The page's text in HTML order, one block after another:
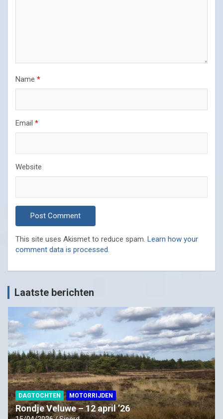
Name *
Email *
Website
This site uses Akismet to reduce spam. Learn how your
comment data is processed.
Laatste berichten
DAGTOCHTEN MOTORRIJDEN
Rondje Veluwe – 12 april ’26